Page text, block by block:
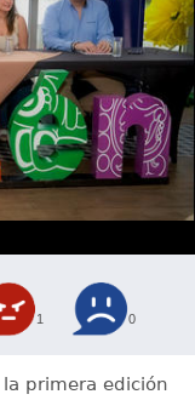
1 0
primera edición